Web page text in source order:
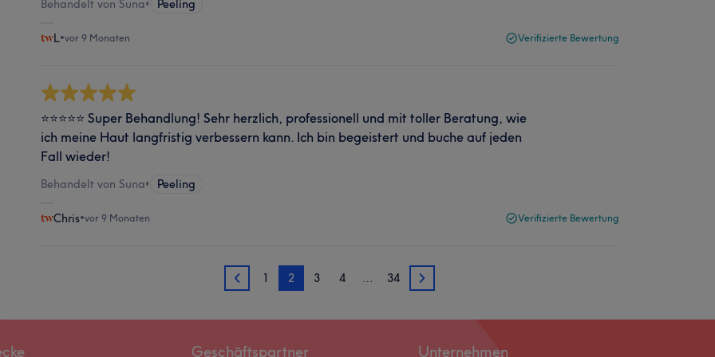
Behandelt von Suna• Peeling
L•vor 9 Monaten Verifizierte Bewertung
⭐️⭐️⭐️⭐️⭐️ Super Behandlung! Sehr herzlich, professionell und mit toller Beratung, wie
ich meine Haut langfristig verbessern kann. Ich bin begeistert und buche auf jeden
Fall wieder!
Behandelt von Suna• Peeling
Chris•vor 9 Monaten Verifizierte Bewertung
1 1 2 3 4 … 34 3
Geschäftspartner Unternehmen